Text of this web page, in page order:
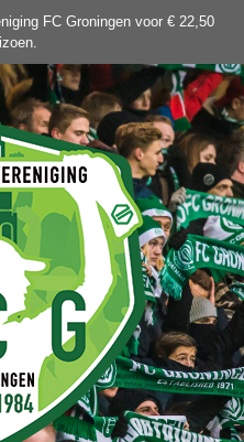
FC Groningen voor € 22,50